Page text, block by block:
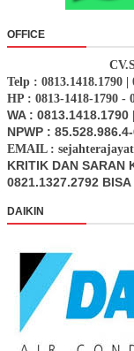
OFFICE
Telp : 0813.1418.1790 |
HP : 0813-1418-1790 -
WA : 0813.1418.1790
NPWP :
EMAIL :
KRITIK DAN SARAN
0821.1327.2792 BISA
DAIKIN